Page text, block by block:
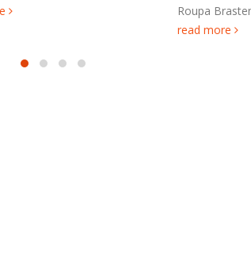
Brastemp Vila Monumento...
read